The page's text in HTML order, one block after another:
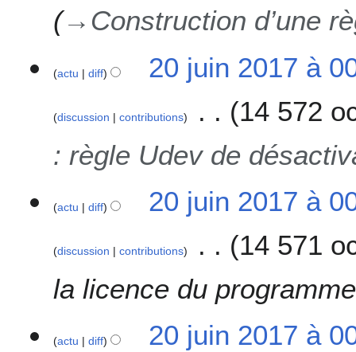
→ Construction d’une
actu diff 20 juin 2017 à
discussion contributions
14 572
: règle Udev de
actu diff 20 juin 2017 à
discussion contributions
14 571
la licence du
actu diff 20 juin 2017 à